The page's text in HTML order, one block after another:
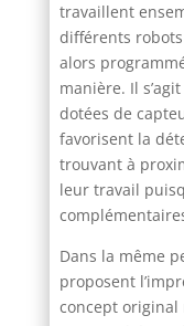
travaillent
différents
alors
manière. Il
dotées de
favorisent la
trouvant à
leur travail
Dans la même
proposent
concept